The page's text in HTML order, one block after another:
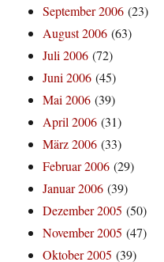
September 2006 (23)
August 2006 (63)
Juli 2006 (72)
Juni 2006 (45)
Mai 2006 (39)
April 2006 (31)
März 2006 (33)
Februar 2006 (29)
Januar 2006 (39)
Dezember 2005 (50)
November 2005 (47)
Oktober 2005 (39)